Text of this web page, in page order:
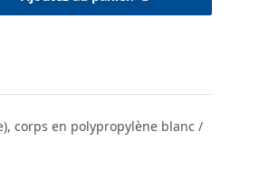
corps en polypropylène blanc /